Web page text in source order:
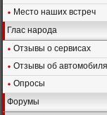
Место наших встреч
Глас народа
Отзывы о сервисах
Отзывы об
Опросы
Форумы